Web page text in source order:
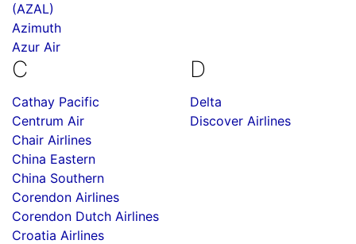
(AZAL)
Azimuth
Azur Air
C
Cathay Pacific
Centrum Air
Chair Airlines
China Eastern
China Southern
Corendon Airlines
Corendon Dutch Airlines
Croatia Airlines
D
Delta
Discover Airlines